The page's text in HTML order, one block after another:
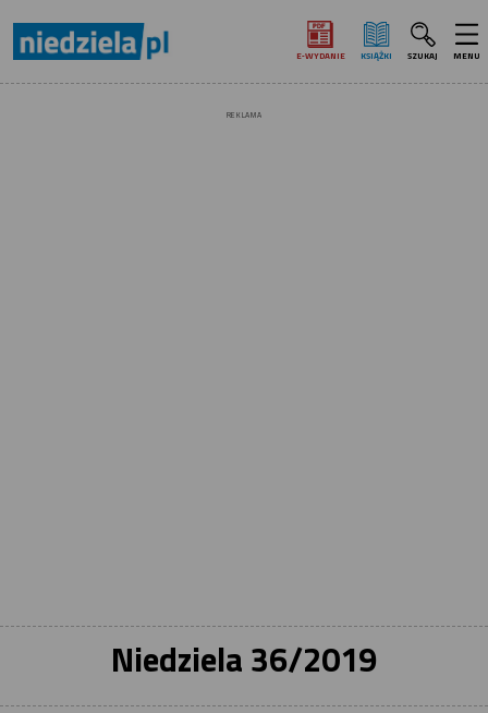
E‑WYDANIE KSIĄŻKI SZUKAJ MENU
REKLAMA
Niedziela 36/2019